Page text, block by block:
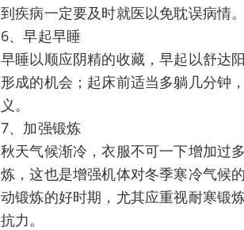
到疾病一定要及时就医以免耽误病情
6、早起早睡
早睡以顺应阴精的收藏，早起以舒达
形成的机会；起床前适当多躺几分钟
义。
7、加强锻炼
秋天气候渐冷，衣服不可一下增加过
炼，这也是增强机体对冬季寒冷气候
动锻炼的好时期，尤其应重视耐寒锻
抗力。